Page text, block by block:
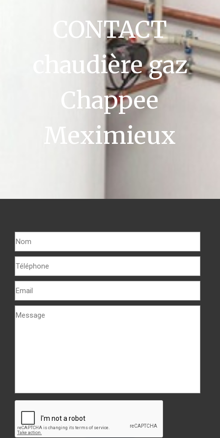
CONTACT
chaudière gaz
Chappee
Meximieux